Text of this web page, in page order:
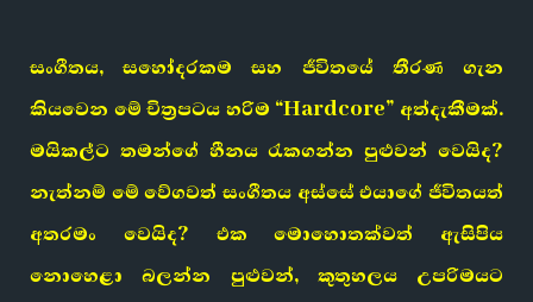
සංගීතය, සහෝදරකම සහ ජීවිතයේ තීරණ ගැන
කියවෙන මේ චිත්‍රපටය හරිම “Hardcore” අත්දැකීමක්.
මයිකල්ට තමන්ගේ හීනය රැකගන්න පුළුවන් වෙයිද?
නැත්නම් මේ වේගවත් සංගීතය අස්සේ එයාගේ ජීවිතයත්
අතරමං වෙයිද? එක මොහොතක්වත් ඇසිපිය
නොහෙළා බලන්න පුළුවන්, කුතුහලය උපරිමයට